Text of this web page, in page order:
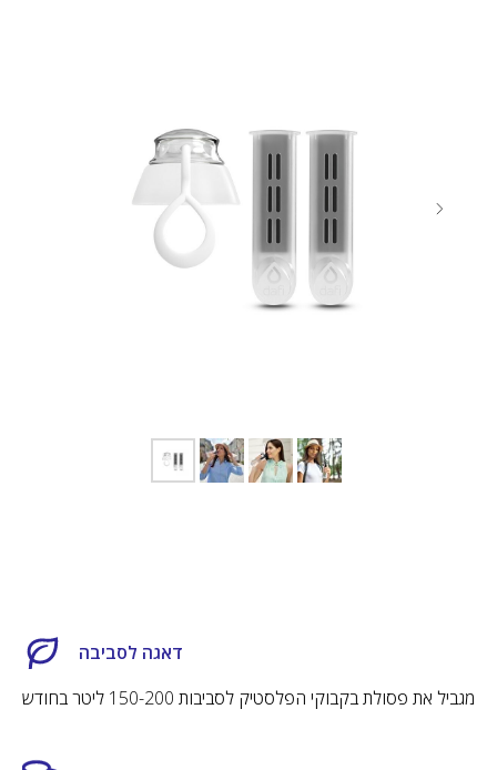
דאגה לסביבה
מגביל את פסולת בקבוקי הפלסטיק לסביבות 150-200 ליטר בחודש
שירות שיעזור